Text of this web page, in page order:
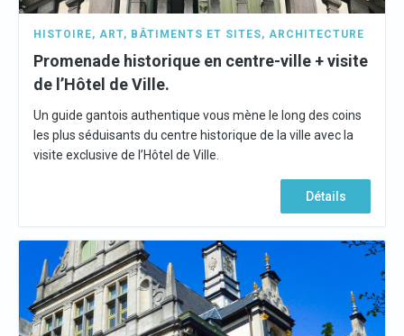
HISTOIRE, ART, BÂTIMENTS ET SITES, ARCHITECTURE
Promenade historique en centre-ville + visite
de l’Hôtel de Ville.
Un guide gantois authentique vous mène le long des coins
les plus séduisants du centre historique de la ville avec la
visite exclusive de l’Hôtel de Ville.
Détails